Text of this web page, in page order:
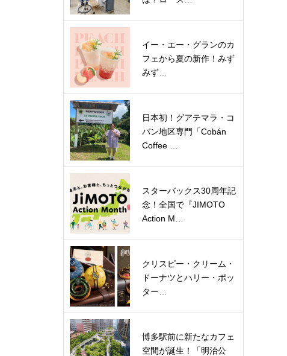
イー・エー・グランのカ
フェから夏の新作！みず
みず…
日本初！グアテマラ・コ
バン地区専門「Cobán
Coffee …
スターバックス30周年記
念！全国で『JIMOTO
Action M…
クリスピー・クリーム・
ドーナツとハリー・ポッ
ター…
博多駅前に新たなカフェ
空間が誕生！「明治公